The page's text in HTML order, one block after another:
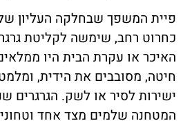
פיית המשפך שבחלקה העליון
כחרוט רחב, שימשה לקליטת
האיכר או עקרת הבית היו
חיטה, מסובבים את הידית,
ישירות לסיר או לשק. הגרגרים
המטחנה שלמים מצד אחד